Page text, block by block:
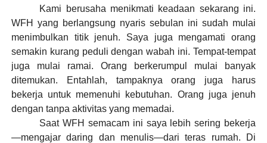
Kami berusaha menikmati keadaan sekarang ini.
WFH yang berlangsung nyaris sebulan ini sudah mulai
menimbulkan titik jenuh. Saya juga mengamati orang
semakin kurang peduli dengan wabah ini. Tempat-tempat
juga mulai ramai. Orang berkerumpul mulai banyak
ditemukan. Entahlah, tampaknya orang juga harus
bekerja untuk memenuhi kebutuhan. Orang juga jenuh
dengan tanpa aktivitas yang memadai.
Saat WFH semacam ini saya lebih sering bekerja
—mengajar daring dan menulis—dari teras rumah. Di